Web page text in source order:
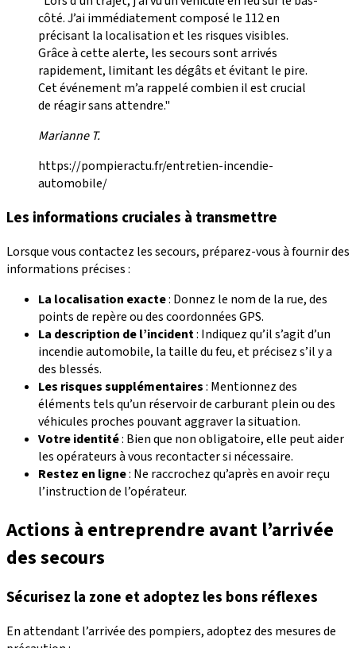
côté. J’ai immédiatement composé le 112 en
précisant la localisation et les risques visibles.
Grâce à cette alerte, les secours sont arrivés
rapidement, limitant les dégâts et évitant le pire.
Cet événement m’a rappelé combien il est crucial
de réagir sans attendre."
Marianne T.
https://pompieractu.fr/entretien-incendie-
automobile/
Les informations cruciales à transmettre
Lorsque vous contactez les secours, préparez-vous à fournir des
informations précises :
La localisation exacte: Donnez le nom de la rue, des
points de repère ou des coordonnées GPS.
La description de l’incident: Indiquez qu’il s’agit d’un
incendie automobile, la taille du feu, et précisez s’il y a
des blessés.
Les risques supplémentaires: Mentionnez des
éléments tels qu’un réservoir de carburant plein ou des
véhicules proches pouvant aggraver la situation.
Votre identité: Bien que non obligatoire, elle peut aider
les opérateurs à vous recontacter si nécessaire.
Restez en ligne: Ne raccrochez qu’après en avoir reçu
l’instruction de l’opérateur.
Actions à entreprendre avant l’arrivée
des secours
Sécurisez la zone et adoptez les bons réflexes
En attendant l’arrivée des pompiers, adoptez des mesures de